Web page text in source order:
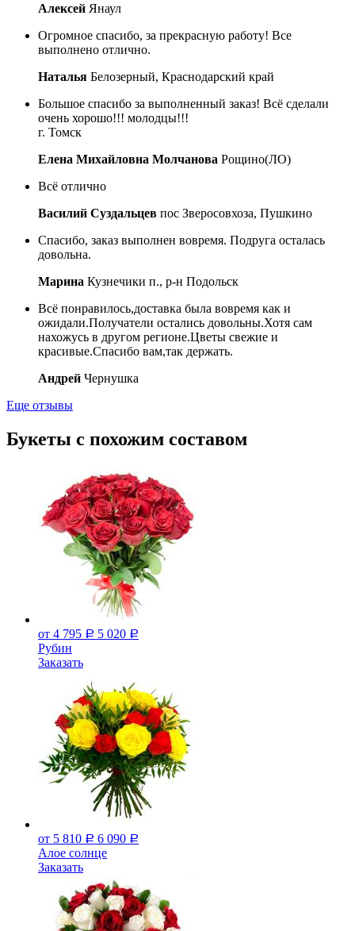
Алексей Янаул
Огромное спасибо, за прекрасную работу! Все
выполнено отлично.
Наталья Белозерный, Краснодарский край
Большое спасибо за выполненный заказ! Всё сделали
очень хорошо!!! молодцы!!!
г. Томск
Елена Михайловна Молчанова Рощино(ЛО)
Всё отлично
Василий Суздальцев пос Зверосовхоза, Пушкино
Спасибо, заказ выполнен вовремя. Подруга осталась
довольна.
Марина Кузнечики п., р-н Подольск
Всё понравилось,доставка была вовремя как и
ожидали.Получатели остались довольны.Хотя сам
нахожусь в другом регионе.Цветы свежие и
красивые.Спасибо вам,так держать.
Андрей Чернушка
Еще отзывы
Букеты с похожим составом
от 4 795 Р 5 020 Р
Рубин
Заказать
от 5 810 Р 6 090 Р
Алое солнце
Заказать